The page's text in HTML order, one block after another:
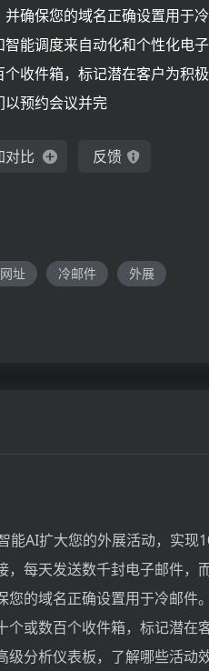
确保您的域名正确设置用于冷
能调度来自动化和个性化电子
收件箱，标记潜在客户为积极
以预约会议并完
对比 反馈
址 冷邮件
外展
能AI扩大您的外展活动，实现
，每天发送数千封电子邮件，
您的域名正确设置用于冷邮件
或数百个收件箱，标记潜在
级分析仪表板，了解哪些活动